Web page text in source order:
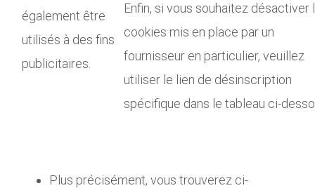
également être
utilisés à des fins
publicitaires.
Enfin, si vous souhaitez désactiver
cookies mis en place par un
fournisseur en particulier, veuillez
utiliser le lien de désinscription
spécifique dans le tableau ci-
Plus précisément, vous trouverez ci-